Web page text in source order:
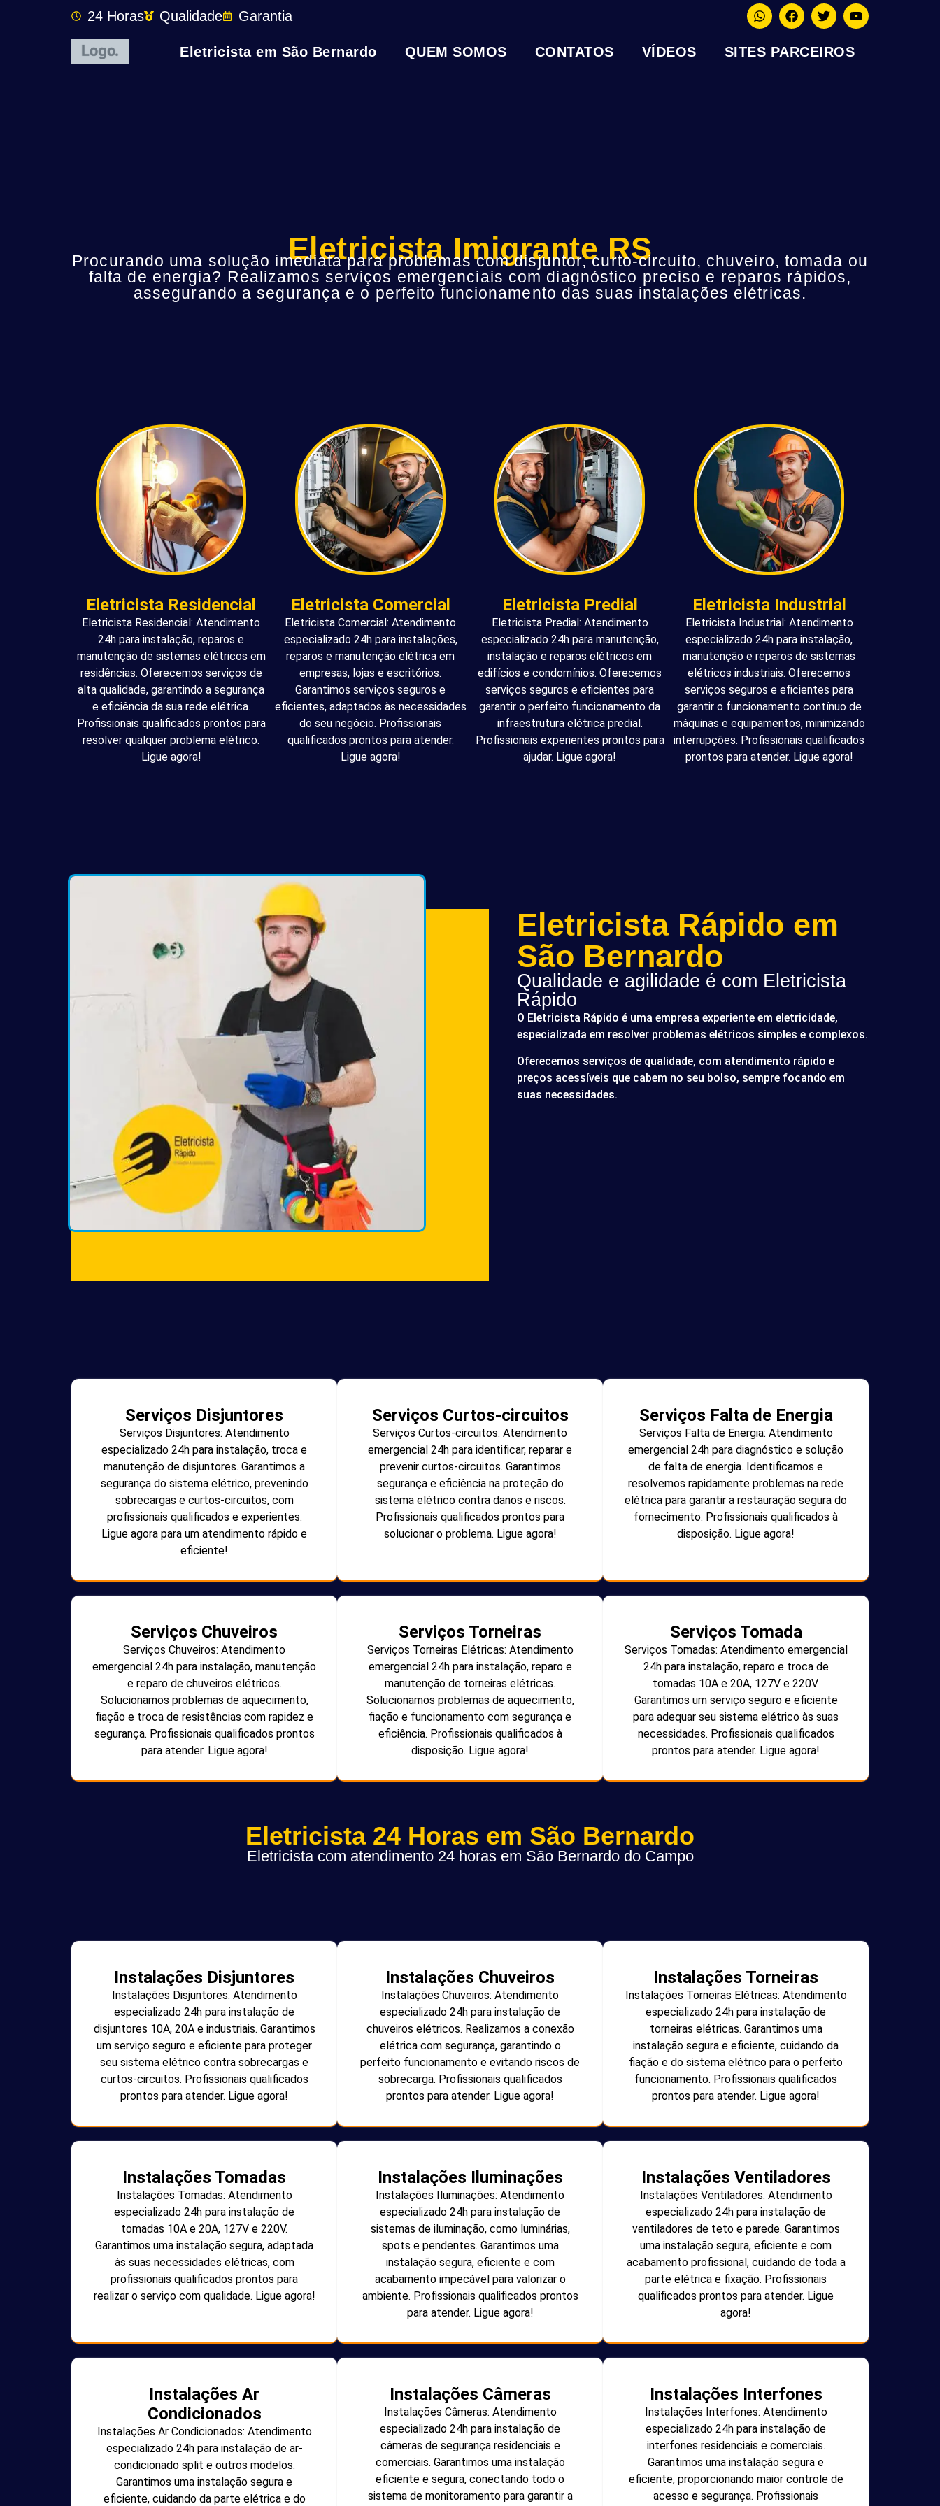
24 Horas Qualidade Garantia
Eletricista em São Bernardo QUEM SOMOS CONTATOS VÍDEOS SITES PARCEIROS
Eletricista Imigrante RS
Procurando uma solução imediata para problemas com disjuntor, curto-circuito, chuveiro, tomada ou
falta de energia? Realizamos serviços emergenciais com diagnóstico preciso e reparos rápidos,
assegurando a segurança e o perfeito funcionamento das suas instalações elétricas.
Eletricista Residencial
Eletricista Residencial: Atendimento
24h para instalação, reparos e
manutenção de sistemas elétricos em
residências. Oferecemos serviços de
alta qualidade, garantindo a segurança
e eficiência da sua rede elétrica.
Profissionais qualificados prontos para
resolver qualquer problema elétrico.
Ligue agora!
Eletricista Comercial
Eletricista Comercial: Atendimento
especializado 24h para instalações,
reparos e manutenção elétrica em
empresas, lojas e escritórios.
Garantimos serviços seguros e
eficientes, adaptados às necessidades
do seu negócio. Profissionais
qualificados prontos para atender.
Ligue agora!
Eletricista Predial
Eletricista Predial: Atendimento
especializado 24h para manutenção,
instalação e reparos elétricos em
edifícios e condomínios. Oferecemos
serviços seguros e eficientes para
garantir o perfeito funcionamento da
infraestrutura elétrica predial.
Profissionais experientes prontos para
ajudar. Ligue agora!
Eletricista Industrial
Eletricista Industrial: Atendimento
especializado 24h para instalação,
manutenção e reparos de sistemas
elétricos industriais. Oferecemos
serviços seguros e eficientes para
garantir o funcionamento contínuo de
máquinas e equipamentos, minimizando
interrupções. Profissionais qualificados
prontos para atender. Ligue agora!
Eletricista Rápido em
São Bernardo
Qualidade e agilidade é com Eletricista
Rápido
O Eletricista Rápido é uma empresa experiente em eletricidade,
especializada em resolver problemas elétricos simples e complexos.
Oferecemos serviços de qualidade, com atendimento rápido e
preços acessíveis que cabem no seu bolso, sempre focando em
suas necessidades.
Serviços Disjuntores
Serviços Disjuntores: Atendimento
especializado 24h para instalação, troca e
manutenção de disjuntores. Garantimos a
segurança do sistema elétrico, prevenindo
sobrecargas e curtos-circuitos, com
profissionais qualificados e experientes.
Ligue agora para um atendimento rápido e
eficiente!
Serviços Curtos-circuitos
Serviços Curtos-circuitos: Atendimento
emergencial 24h para identificar, reparar e
prevenir curtos-circuitos. Garantimos
segurança e eficiência na proteção do
sistema elétrico contra danos e riscos.
Profissionais qualificados prontos para
solucionar o problema. Ligue agora!
Serviços Falta de Energia
Serviços Falta de Energia: Atendimento
emergencial 24h para diagnóstico e solução
de falta de energia. Identificamos e
resolvemos rapidamente problemas na rede
elétrica para garantir a restauração segura do
fornecimento. Profissionais qualificados à
disposição. Ligue agora!
Serviços Chuveiros
Serviços Chuveiros: Atendimento
emergencial 24h para instalação, manutenção
e reparo de chuveiros elétricos.
Solucionamos problemas de aquecimento,
fiação e troca de resistências com rapidez e
segurança. Profissionais qualificados prontos
para atender. Ligue agora!
Serviços Torneiras
Serviços Torneiras Elétricas: Atendimento
emergencial 24h para instalação, reparo e
manutenção de torneiras elétricas.
Solucionamos problemas de aquecimento,
fiação e funcionamento com segurança e
eficiência. Profissionais qualificados à
disposição. Ligue agora!
Serviços Tomada
Serviços Tomadas: Atendimento emergencial
24h para instalação, reparo e troca de
tomadas 10A e 20A, 127V e 220V.
Garantimos um serviço seguro e eficiente
para adequar seu sistema elétrico às suas
necessidades. Profissionais qualificados
prontos para atender. Ligue agora!
Eletricista 24 Horas em São Bernardo
Eletricista com atendimento 24 horas em São Bernardo do Campo
Instalações Disjuntores
Instalações Disjuntores: Atendimento
especializado 24h para instalação de
disjuntores 10A, 20A e industriais. Garantimos
um serviço seguro e eficiente para proteger
seu sistema elétrico contra sobrecargas e
curtos-circuitos. Profissionais qualificados
prontos para atender. Ligue agora!
Instalações Chuveiros
Instalações Chuveiros: Atendimento
especializado 24h para instalação de
chuveiros elétricos. Realizamos a conexão
elétrica com segurança, garantindo o
perfeito funcionamento e evitando riscos de
sobrecarga. Profissionais qualificados
prontos para atender. Ligue agora!
Instalações Torneiras
Instalações Torneiras Elétricas: Atendimento
especializado 24h para instalação de
torneiras elétricas. Garantimos uma
instalação segura e eficiente, cuidando da
fiação e do sistema elétrico para o perfeito
funcionamento. Profissionais qualificados
prontos para atender. Ligue agora!
Instalações Tomadas
Instalações Tomadas: Atendimento
especializado 24h para instalação de
tomadas 10A e 20A, 127V e 220V.
Garantimos uma instalação segura, adaptada
às suas necessidades elétricas, com
profissionais qualificados prontos para
realizar o serviço com qualidade. Ligue agora!
Instalações Iluminações
Instalações Iluminações: Atendimento
especializado 24h para instalação de
sistemas de iluminação, como luminárias,
spots e pendentes. Garantimos uma
instalação segura, eficiente e com
acabamento impecável para valorizar o
ambiente. Profissionais qualificados prontos
para atender. Ligue agora!
Instalações Ventiladores
Instalações Ventiladores: Atendimento
especializado 24h para instalação de
ventiladores de teto e parede. Garantimos
uma instalação segura, eficiente e com
acabamento profissional, cuidando de toda a
parte elétrica e fixação. Profissionais
qualificados prontos para atender. Ligue
agora!
Instalações Ar
Condicionados
Instalações Ar Condicionados: Atendimento
especializado 24h para instalação de ar-
condicionado split e outros modelos.
Garantimos uma instalação segura e
eficiente, cuidando da parte elétrica e do
Instalações Câmeras
Instalações Câmeras: Atendimento
especializado 24h para instalação de
câmeras de segurança residenciais e
comerciais. Garantimos uma instalação
eficiente e segura, conectando todo o
sistema de monitoramento para garantir a
Instalações Interfones
Instalações Interfones: Atendimento
especializado 24h para instalação de
interfones residenciais e comerciais.
Garantimos uma instalação segura e
eficiente, proporcionando maior controle de
acesso e segurança. Profissionais